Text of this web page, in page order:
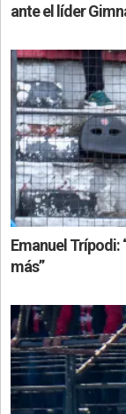
ante el líder
Emanuel Trípodi:
más”